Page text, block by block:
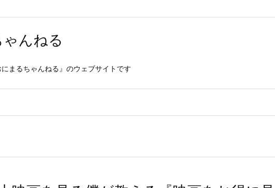
んねる
まるちゃんねる』のウェブサイトです